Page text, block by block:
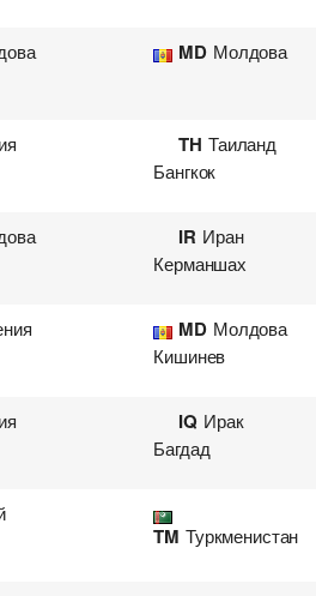
груз для авиа
транспорт для
MD Молдова
TH Таиланд
Бангкок
IR Иран
Керманшах
MD Молдова
Кишинев
IQ Ирак
Багдад
TM Туркменистан